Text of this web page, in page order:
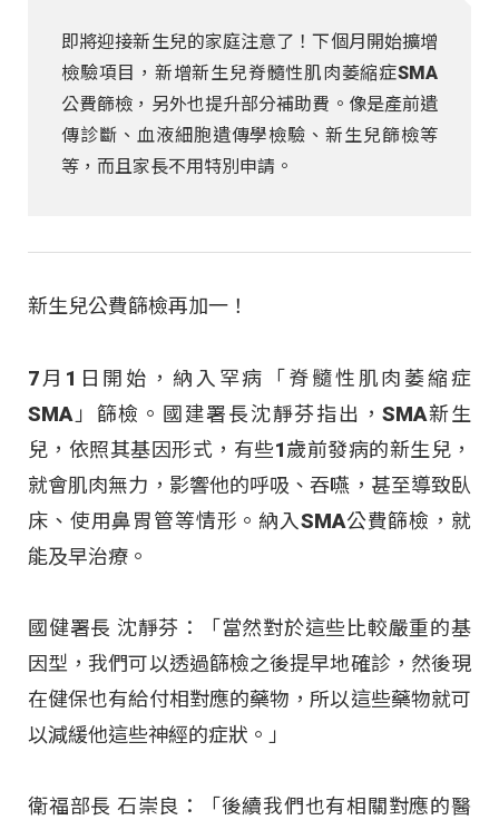
即將迎接新生兒的家庭注意了！下個月開始擴增
檢驗項目，新增新生兒脊髓性肌肉萎縮症SMA
公費篩檢，另外也提升部分補助費。像是產前遺
傳診斷、血液細胞遺傳學檢驗、新生兒篩檢等
等，而且家長不用特別申請。
新生兒公費篩檢再加一！
7月1日開始，納入罕病「脊髓性肌肉萎縮症
SMA」篩檢。國建署長沈靜芬指出，SMA新生
兒，依照其基因形式，有些1歲前發病的新生兒，
就會肌肉無力，影響他的呼吸、吞嚥，甚至導致臥
床、使用鼻胃管等情形。納入SMA公費篩檢，就
能及早治療。
國健署長 沈靜芬：「當然對於這些比較嚴重的基
因型，我們可以透過篩檢之後提早地確診，然後現
在健保也有給付相對應的藥物，所以這些藥物就可
以減緩他這些神經的症狀 。」
衛福部長 石崇良：「後續我們也有相關對應的醫